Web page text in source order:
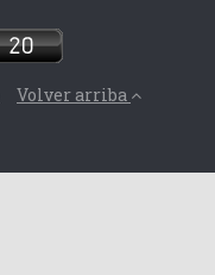
Volver arriba